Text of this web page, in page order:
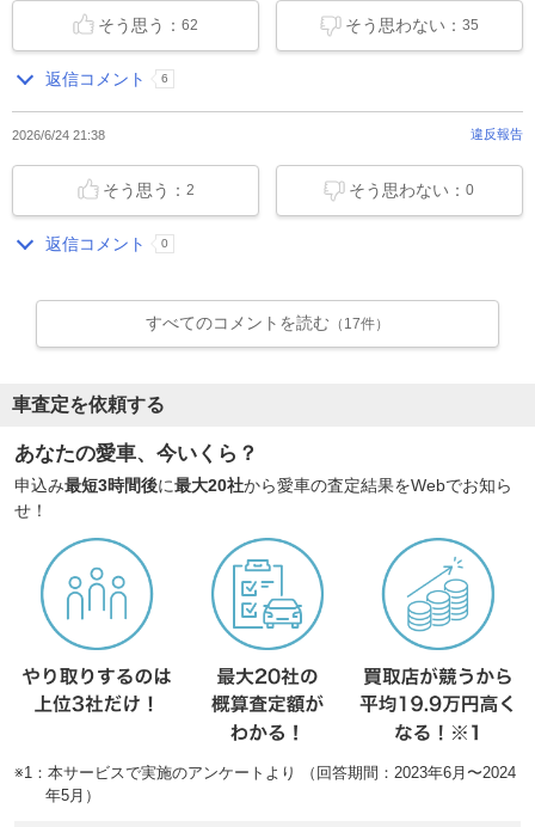
そう思わない： 35
そう思う：62
返信コメント 6
2026/6/24 21:38 違反報告
そう思わない：0
そう思う： 2
返信コメント 0
すべてのコメントを読む （17件）
車査定を依頼する
あなたの愛車、今いくら？
申込み最短3時間後に最大20社から愛車の査定結果をWebでお知ら
せ！
※1：本サービスで実施のアンケートより （回答期間：2023年6月〜2024
年5月）